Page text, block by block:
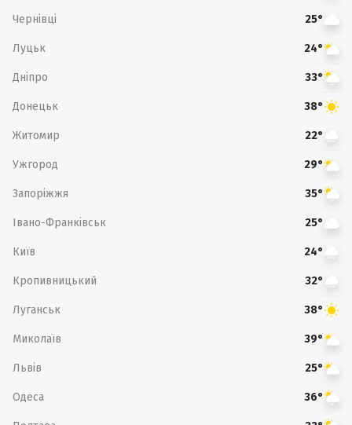
Чернівці 25°
Луцьк 24°
Дніпро 33°
Донецьк 38°
Житомир 22°
Ужгород 29°
Запоріжжя 35°
Івано-Франківськ 25°
Київ 24°
Кропивницький 32°
Луганськ 38°
Миколаїв 39°
Львів 25°
Одеса 36°